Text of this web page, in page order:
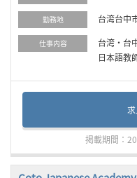
勤務地 台湾台中
仕事内容
台湾・台
日本語教
掲載期間：